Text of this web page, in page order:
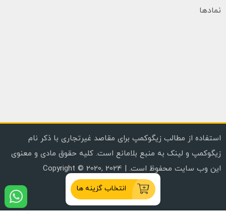
نمادها
استفاده از مطالب زیگوکمپ برای مقاصد غیرتجاری با ذکر نام
زیگوکمپ و لینک به منبع بلامانع است. کلیه حقوق مادی و معنوی
این وب سایت محفوظ است. | Copyright © 2020, 2024
انتخاب گزینه ها